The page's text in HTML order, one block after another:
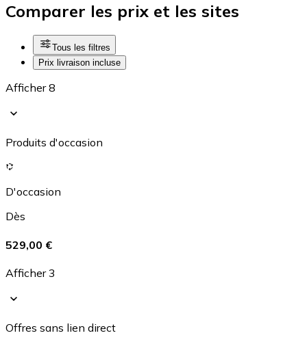
Comparer les prix et les sites
Tous les filtres
Prix livraison incluse
Afficher 8
Produits d'occasion
D'occasion
Dès
529,00 €
Afficher 3
Offres sans lien direct